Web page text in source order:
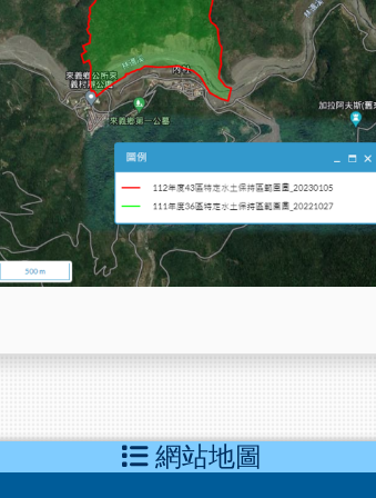
網站地圖